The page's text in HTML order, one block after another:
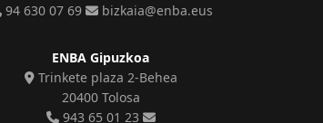
94 630 07 69
bizkaia@enba.eus
ENBA Gipuzkoa
Trinkete plaza 2-Behea
20400 Tolosa
943 65 01 23